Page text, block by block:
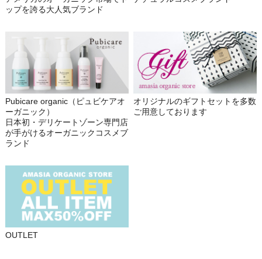
ップを誇る大人気ブランド
Pubicare organic（ピュビケアオ
ーガニック）
日本初・デリケートゾーン専門店
が手がけるオーガニックコスメブ
ランド
オリジナルのギフトセットを多数
ご用意しております
OUTLET